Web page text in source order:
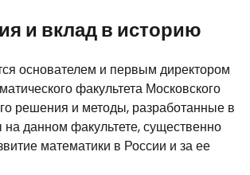
и вклад в историю
основателем и первым директором
факультета Московского
решения и методы, разработанные в
на данном факультете, существенно
математики в России и за ее